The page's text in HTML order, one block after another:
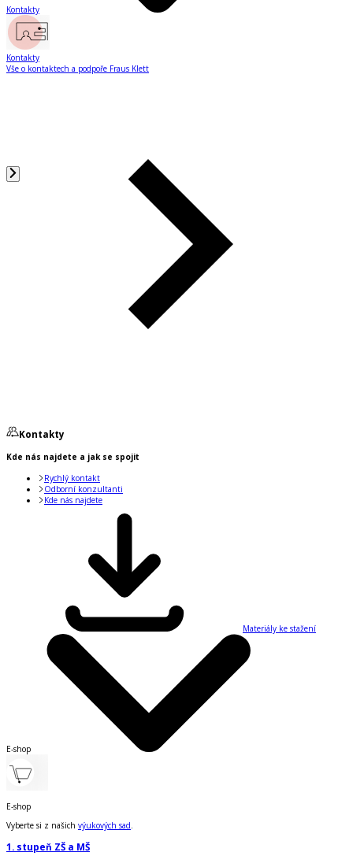
Kontakty
Kontakty
Vše o kontaktech a podpoře Fraus Klett
Kontakty
Kde nás najdete a jak se spojit
Rychlý kontakt
Odborní konzultanti
Kde nás najdete
Materiály ke stažení
E-shop
E-shop
Vyberte si z našich výukových sad.
1. stupeň ZŠ a MŠ